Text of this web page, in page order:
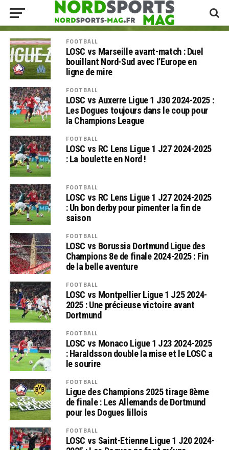
FOOTBALL
LOSC vs Marseille avant-match : Duel
bouillant Nord-Sud avec l’Europe en
ligne de mire
FOOTBALL
LOSC vs Auxerre Ligue 1 J30 2024-2025 :
Les Dogues toujours dans le coup pour
la Champions League
FOOTBALL
LOSC vs RC Lens Ligue 1 J27 2024-2025
: La boulette en Nord !
FOOTBALL
LOSC vs RC Lens Ligue 1 J27 2024-2025
: Un bon derby pour pimenter la fin de
saison
FOOTBALL
LOSC vs Borussia Dortmund Ligue des
Champions 8e de finale 2024-2025 : Fin
de la belle aventure
FOOTBALL
LOSC vs Montpellier Ligue 1 J25 2024-
2025 : Une précieuse victoire avant
Dortmund
FOOTBALL
LOSC vs Monaco Ligue 1 J23 2024-2025
: Haraldsson double la mise et le LOSC a
le sourire
FOOTBALL
Ligue des Champions 2025 tirage 8ème
de finale : Les Allemands de Dortmund
pour les Dogues lillois
FOOTBALL
LOSC vs Saint-Etienne Ligue 1 J20 2024-